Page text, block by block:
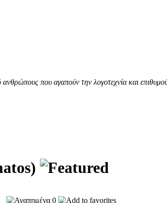
που αγαπούν την λογοτεχνία και
0